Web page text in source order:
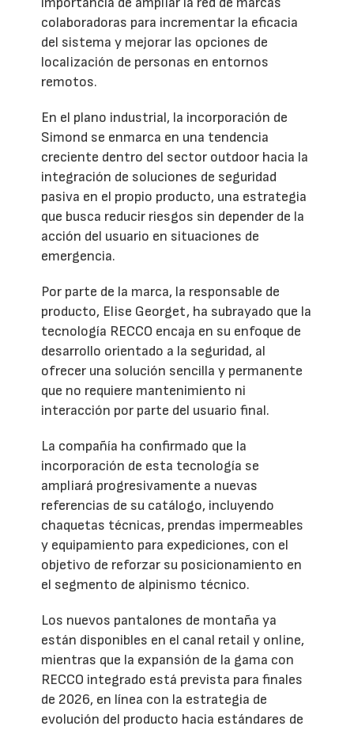
colaboradoras para incrementar la eficacia
del sistema y mejorar las opciones de
localización de personas en entornos
remotos.
En el plano industrial, la incorporación de
Simond se enmarca en una tendencia
creciente dentro del sector outdoor hacia la
integración de soluciones de seguridad
pasiva en el propio producto, una estrategia
que busca reducir riesgos sin depender de la
acción del usuario en situaciones de
emergencia.
Por parte de la marca, la responsable de
producto, Elise Georget, ha subrayado que la
tecnología RECCO encaja en su enfoque de
desarrollo orientado a la seguridad, al
ofrecer una solución sencilla y permanente
que no requiere mantenimiento ni
interacción por parte del usuario final.
La compañía ha confirmado que la
incorporación de esta tecnología se
ampliará progresivamente a nuevas
referencias de su catálogo, incluyendo
chaquetas técnicas, prendas impermeables
y equipamiento para expediciones, con el
objetivo de reforzar su posicionamiento en
el segmento de alpinismo técnico.
Los nuevos pantalones de montaña ya
están disponibles en el canal retail y online,
mientras que la expansión de la gama con
RECCO integrado está prevista para finales
de 2026, en línea con la estrategia de
evolución del producto hacia estándares de